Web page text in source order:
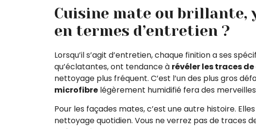
Cuisine mate ou brillante,
en termes d’entretien ?
Lorsqu’il s’agit d’entretien, chaque finition a ses
qu’éclatantes, ont tendance à révéler les traces
nettoyage plus fréquent. C’est l’un des plus gros
microfibre légèrement humidifié fera des merveilles
Pour les façades mates, c’est une autre histoire.
nettoyage quotidien. Vous ne verrez pas de traces